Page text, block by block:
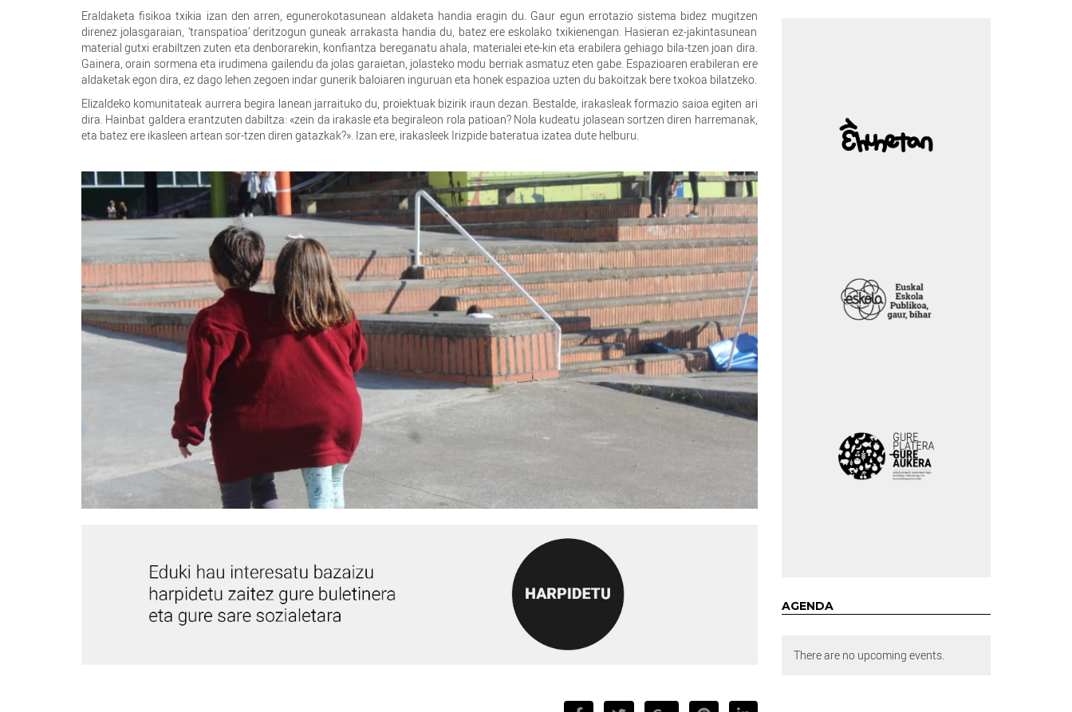
Eraldaketa fisikoa txikia izan den arren, egunerokotasunean aldaketa handia eragin du. Gaur egun errotazio sistema bidez mugitzen
direnez jolasgaraian, ‘transpatioa’ deritzogun guneak arrakasta handia du, batez ere eskolako txikienengan. Hasieran ez-jakintasunean
material gutxi erabiltzen zuten eta denborarekin, konfiantza bereganatu ahala, materialei ete-kin eta erabilera gehiago bila-tzen joan dira.
Gainera, orain sormena eta irudimena gailendu da jolas garaietan, jolasteko modu berriak asmatuz eten gabe. Espazioaren erabileran ere
aldaketak egon dira, ez dago lehen zegoen indar gunerik baloiaren inguruan eta honek espazioa uzten du bakoitzak bere txokoa bilatzeko.
Elizaldeko komunitateak aurrera begira lanean jarraituko du, proiektuak bizirik iraun dezan. Bestalde, irakasleak formazio saioa egiten ari
dira. Hainbat galdera erantzuten dabiltza: «zein da irakasle eta begiraleon rola patioan? Nola kudeatu jolasean sortzen diren harremanak,
eta batez ere ikasleen artean sor-tzen diren gatazkak?». Izan ere, irakasleek Irizpide bateratua izatea dute helburu.
AGENDA
There are no upcoming events.